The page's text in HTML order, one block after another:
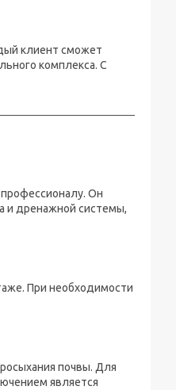
клиент сможет
комплекса. С
Он
и дренажной системы,
При необходимости
почвы. Для
является